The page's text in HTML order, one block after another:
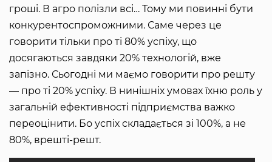
гроші. В агро полізли всі… Тому ми повинні бути
конкурентоспроможними. Саме через це
говорити тільки про ті 80% успіху, що
досягаються завдяки 20% технологій, вже
запізно. Сьогодні ми маємо говорити про решту
— про ті 20% успіху. В нинішніх умовах їхню роль у
загальній ефективності підприємства важко
переоцінити. Бо успіх складається зі 100%, а не
80%, врешті-решт.